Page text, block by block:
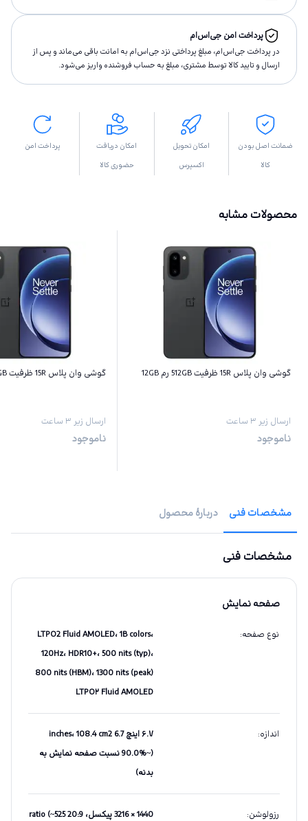
پرداخت امن جی‌اس‌ام
در پرداخت جی‌اس‌ام، مبلغ پرداختى نزد جی‌اس‌ام به امانت باقى مى‌ماند و پس از
ارسال و تاييد كالا توسط مشتری، مبلغ به حساب فروشنده واريز مى‌شود.
ضمانت اصل بودن
کالا
امکان تحویل
اکسپرس
امکان دریافت
حضوری کالا
پرداخت امن
محصولات مشابه
گوشی وان پلاس 15R ظرفیت 512GB رم 12GB
ارسال زیر ۳ ساعت
ناموجود
گوشی وان پلاس 15R ظرفیت 256GB رم 12GB
ارسال زیر ۳ ساعت
ناموجود
مشخصات فنی دربارهٔ محصول
مشخصات فنی
صفحه نمایش
نوع صفحه:
LTPO2 Fluid AMOLED، 1B colors،
120Hz، HDR10+، 500 nits (typ)،
800 nits (HBM)، 1300 nits (peak)
LTPO۲ Fluid AMOLED
اندازه:
۶.۷ اینچ 6.7 inches، 108.4 cm2
(~90.0% نسبت صفحه نمایش به
بدنه)
رزولوشن: 1440 × 3216 پیکسل، 20:9 ratio (~525